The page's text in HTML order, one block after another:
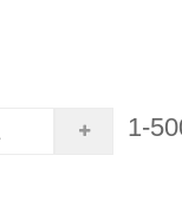
1-